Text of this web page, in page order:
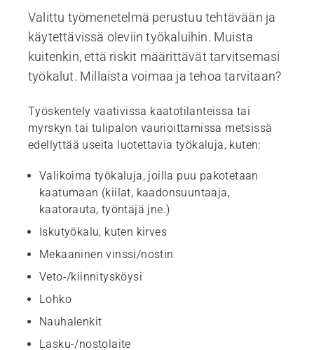
Valittu työmenetelmä perustuu tehtävään ja
käytettävissä oleviin työkaluihin. Muista
kuitenkin, että riskit määrittävät tarvitsemasi
työkalut. Millaista voimaa ja tehoa tarvitaan?
Työskentely vaativissa kaatotilanteissa tai
myrskyn tai tulipalon vaurioittamissa metsissä
edellyttää useita luotettavia työkaluja, kuten:
Valikoima työkaluja, joilla puu pakotetaan
kaatumaan (kiilat, kaadonsuuntaaja,
kaatorauta, työntäjä jne.)
Iskutyökalu, kuten kirves
Mekaaninen vinssi/nostin
Veto-/kiinnitysköysi
Lohko
Nauhalenkit
Lasku-/nostolaite